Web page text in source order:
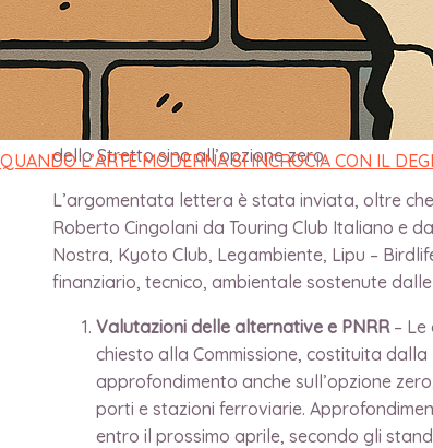
QUANDO L’ARTE MODERNA SI INCROCIA CON IL
Touring e altre 9 associazioni chiedono al
Dieci associazioni di protezione ambientale
ponte sullo Stretto di Messina (abbandonato
sostegno della posizione del Ministro delle
dello Stretto sino all’opzione zero.
L’argomentata lettera è stata inviata, oltre
Roberto Cingolani da Touring Club Italiano e
Nostra, Kyoto Club, Legambiente, Lipu –
finanziario, tecnico, ambientale sostenute
Valutazioni delle alternative e PNRR– Le
chiesto alla Commissione, costituita
approfondimento anche sull’opzione
porti e stazioni ferroviarie.
entro il prossimo aprile, secondo gli